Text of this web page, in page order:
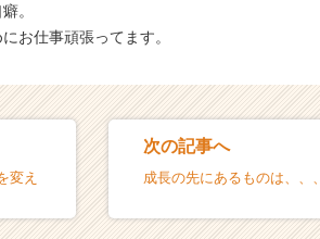
。
お仕事頑張ってます。
変え
次の記事へ
成長の先にあるものは、、、